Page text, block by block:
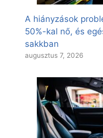
A hiányzások
50%-kal nő, és
sakkban
augusztus 7, 2026